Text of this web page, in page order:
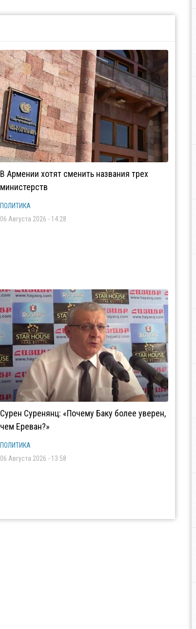
В Армении хотят сменить названия трех
министерств
ПОЛИТИКА
06 Августа 2026 - 14:28
Сурен Суренянц: «Почему Баку более уверен,
чем Ереван?»
ПОЛИТИКА
06 Августа 2026 - 13:58